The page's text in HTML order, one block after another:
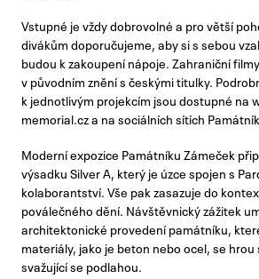
Vstupné je vždy dobrovolné a pro větší
divákům doporučujeme, aby si s sebou
budou k zakoupení nápoje. Zahraniční
v původním znění s českými titulky.
k jednotlivým projekcím jsou dostupné na
memorial.cz a na sociálních sítích
Moderní expozice Památníku Zámeček
výsadku Silver A, který je úzce spojen s
kolaborantství. Vše pak zasazuje do
poválečného dění. Návštěvnický zážitek
architektonické provedení památníku,
materiály, jako je beton nebo ocel, se
svažující se podlahou.